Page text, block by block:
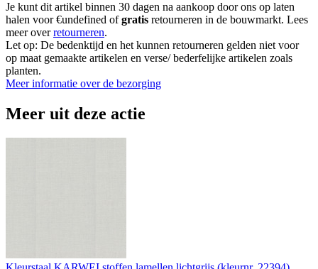
Je kunt dit artikel binnen 30 dagen na aankoop door ons op laten
halen voor €undefined ofgratis retourneren in de bouwmarkt. Lees
meer overretourneren.
Let op: De bedenktijd en het kunnen retourneren gelden niet voor
op maat gemaakte artikelen en verse/ bederfelijke artikelen zoals
planten.
Meer informatie over de bezorging
Meer uit deze actie